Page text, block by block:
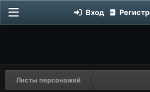
Вход
Листы персонажей